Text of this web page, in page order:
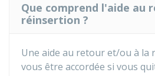
Que comprend l'aide au
réinsertion ?
Une aide au retour et/ou à la
vous être accordée si vous